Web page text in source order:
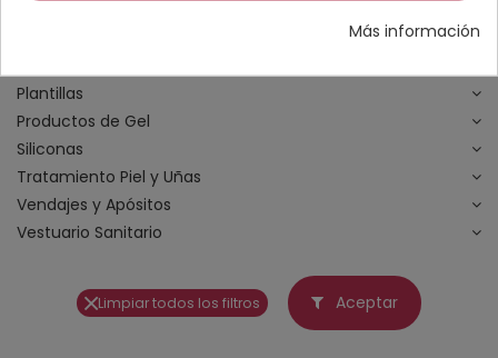
Plantillas
Productos de Gel
Siliconas
Tratamiento Piel y Uñas
Vendajes y Apósitos
Vestuario Sanitario
Limpiar todos los filtros Aceptar
Más información